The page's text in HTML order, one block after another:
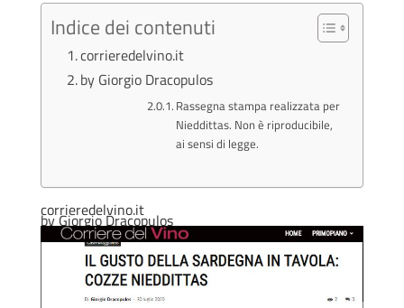
Indice dei contenuti
corrieredelvino.it
by Giorgio Dracopulos
Rassegna stampa realizzata per
Nieddittas. Non è riproducibile,
ai sensi di legge.
corrieredelvino.it
by Giorgio Dracopulos